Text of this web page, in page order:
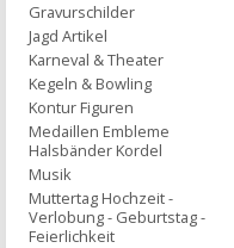
Gravurschilder
Jagd Artikel
Karneval & Theater
Kegeln & Bowling
Kontur Figuren
Medaillen Embleme
Halsbänder Kordel
Musik
Muttertag Hochzeit -
Verlobung - Geburtstag -
Feierlichkeit